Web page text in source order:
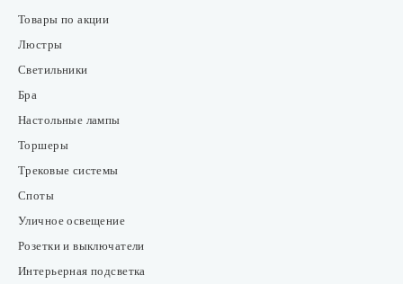
Товары по акции
Люстры
Светильники
Бра
Настольные лампы
Торшеры
Трековые системы
Споты
Уличное освещение
Розетки и выключатели
Интерьерная подсветка